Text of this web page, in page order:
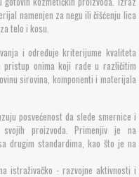
ili materijal namenjen za negu ili
za telo i kosu.
i određuje kriterijume kvaliteta
onima koji rade u različitim
sirovina, komponenti i
posvećenost da slede smernice
proizvoda. Primenjiv je na
standardima, kao što je na
namenjen za negu ili čišćenju lica
telo i kosu.
i određuje kriterijume kvaliteta
pristup onima koji rade u različitim
sirovina, komponenti i materijala
posvećenost da slede smernice i
proizvoda. Primenjiv je na
drugim standardima, kao što je na
istraživačko - razvojne aktivnosti i